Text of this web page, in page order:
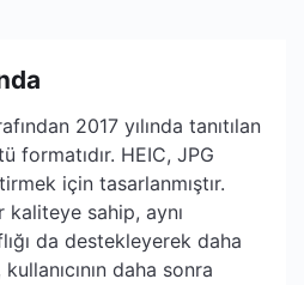
2017 yılında tanıtılan
formatıdır. HEIC, JPG
için tasarlanmıştır.
kaliteye sahip, aynı
da destekleyerek daha
daha sonra